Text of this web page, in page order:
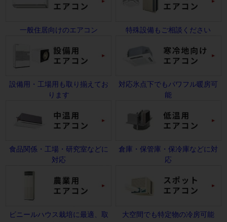
一般住居向けのエアコン 特殊設備もご相談ください
設備用・工場用も取り揃えてお
ります
対応氷点下でもパワフル暖房可
能
食品関係・工場・研究室などに
対応
倉庫・保管庫・保冷庫などに対
応
ビニールハウス栽培に最適、取
大空間でも特定物の冷房可能